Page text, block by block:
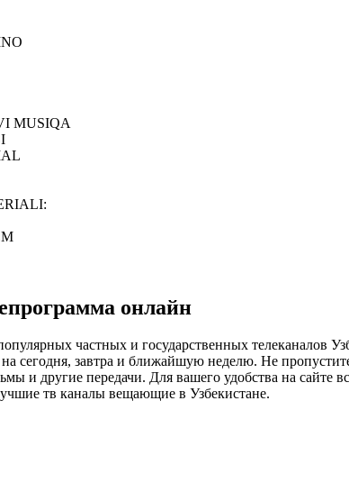
MUSIQA
онлайн
частных и государственных телеканалов
сегодня, завтра и ближайшую неделю. Не
и другие передачи. Для вашего удобства на сайте
тв каналы вещающие в Узбекистане.